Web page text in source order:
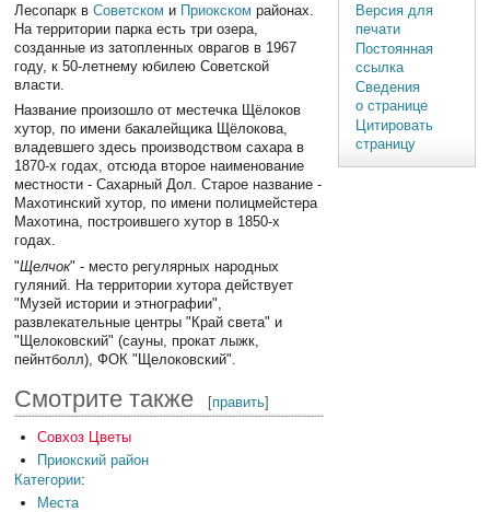
Лесопарк вСоветском и Приокском районах.
На территории парка есть три озера,
созданные из затопленных оврагов в 1967
году, к 50-летнему юбилею Советской
власти.
Название произошло от местечка Щёлоков
хутор, по имени бакалейщика Щёлокова,
владевшего здесь производством сахара в
1870-х годах, отсюда второе наименование
местности - Сахарный Дол. Старое название -
Махотинский хутор, по имени полицмейстера
Махотина, построившего хутор в 1850-х
годах.
"Щелчок" - место регулярных народных
гуляний. На территории хутора действует
"Музей истории и этнографии",
развлекательные центры "Край света" и
"Щелоковский" (сауны, прокат лыжк,
пейнтболл), ФОК "Щелоковский".
Смотрите также [править]
Совхоз Цветы
Приокский район
Категории:
Места
Версия для
печати
Постоянная
ссылка
Сведения
о странице
Цитировать
страницу